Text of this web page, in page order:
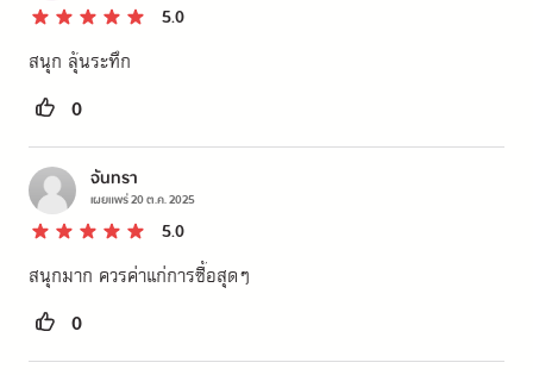
5.0
สนุก ลุ้นระทึก
0
จันทรา
เผยแพร่20 ต.ค. 2025
5.0
สนุกมาก ควรค่าแก่การซื้อสุดๆ
0